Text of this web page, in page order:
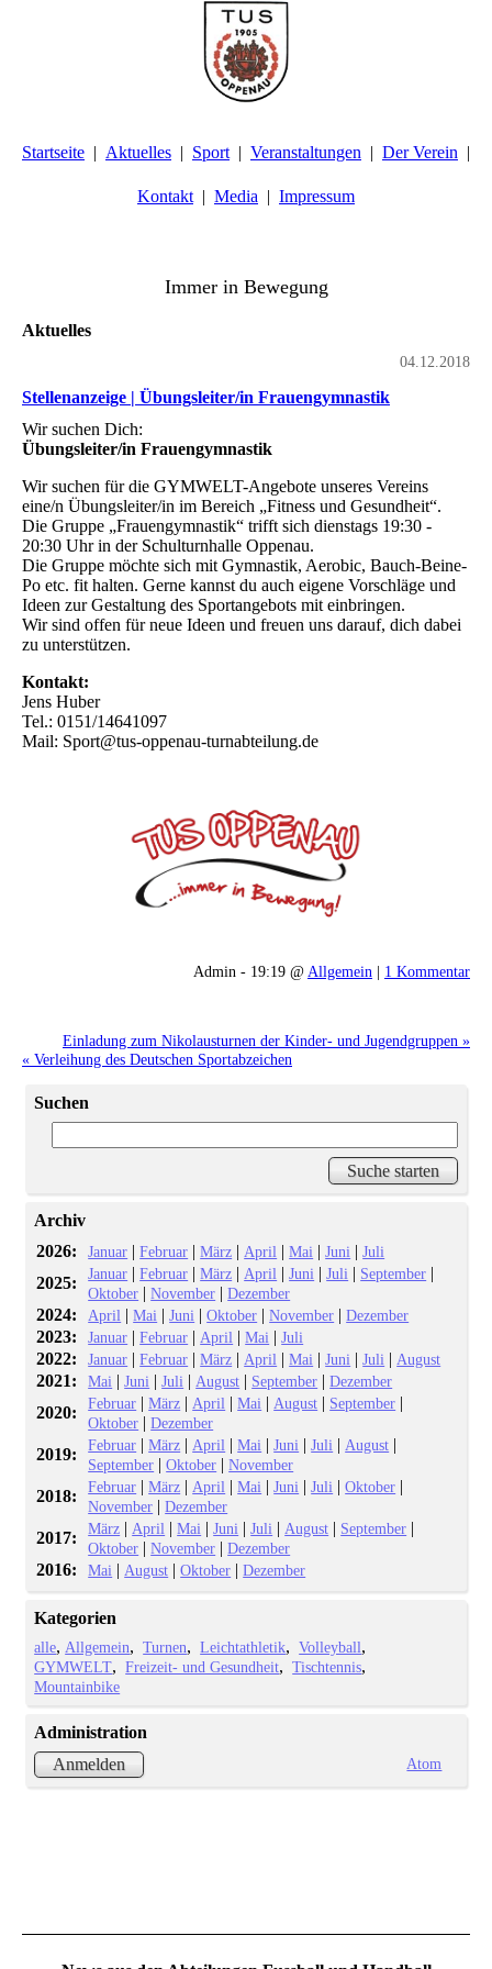
Startseite Aktuelles Sport Veranstaltungen Der Verein
Kontakt Media Impressum
Immer in Bewegung
Aktuelles
04.12.2018
Stellenanzeige | Übungsleiter/in Frauengymnastik
Wir suchen Dich:
Übungsleiter/in Frauengymnastik
Wir suchen für die GYMWELT-Angebote unseres Vereins
eine/n Übungsleiter/in im Bereich „Fitness und Gesundheit“.
Die Gruppe „Frauengymnastik“ trifft sich dienstags 19:30 -
20:30 Uhr in der Schulturnhalle Oppenau.
Die Gruppe möchte sich mit Gymnastik, Aerobic, Bauch-Beine-
Po etc. fit halten. Gerne kannst du auch eigene Vorschläge und
Ideen zur Gestaltung des Sportangebots mit einbringen.
Wir sind offen für neue Ideen und freuen uns darauf, dich dabei
zu unterstützen.
Kontakt:
Jens Huber
Tel.: 0151/14641097
Mail: Sport@tus-oppenau-turnabteilung.de
Admin - 19:19 @ Allgemein | 1 Kommentar
Einladung zum Nikolausturnen der Kinder- und Jugendgruppen »
« Verleihung des Deutschen Sportabzeichen
Suchen
Archiv
2026:
Januar |Februar |März | April |Mai |Juni |Juli
2025: Januar |Februar |März | April |Juni |Juli | September |
Oktober |November |Dezember
2024: April |Mai |Juni |Oktober |November |Dezember
2023: Januar |Februar | April |Mai |Juli
2022: Januar |Februar |März | April |Mai |Juni |Juli | August
2021: Mai |Juni |Juli | August | September |Dezember
2020: Februar |März | April |Mai | August | September |
Oktober |Dezember
2019: Februar |März | April |Mai |Juni |Juli | August |
September |Oktober |November
2018: Februar |März | April |Mai |Juni |Juli |Oktober |
November |Dezember
2017: März | April |Mai |Juni |Juli | August | September |
Oktober |November |Dezember
2016: Mai | August |Oktober |Dezember
Kategorien
alle Allgemein Turnen Leichtathletik
Volleyball
GYMWELT
Freizeit- und Gesundheit
Tischtennis
Mountainbike
Administration
Anmelden
Atom